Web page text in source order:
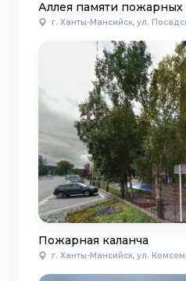
Аллея памяти пожарных
г. Ханты-Мансийск, ул.
Пожарная каланча
г. Ханты-Мансийск, ул.